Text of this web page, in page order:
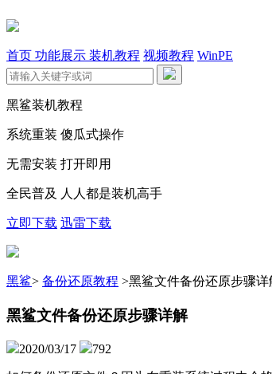
首页 功能展示 装机教程 视频教程 WinPE
黑鲨装机教程
系统重装 傻瓜式操作
无需安装 打开即用
全民普及 人人都是装机高手
立即下载 迅雷下载
黑鲨> 备份还原教程 >黑鲨文件备份还原步骤详
黑鲨文件备份还原步骤详解
2020/03/17 792